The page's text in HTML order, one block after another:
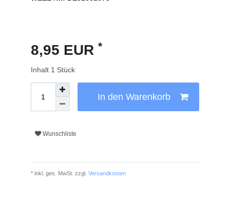
8,95 EUR *
Inhalt 1 Stück
In den Warenkorb
Wunschliste
* inkl. ges. MwSt. zzgl. Versandkosten